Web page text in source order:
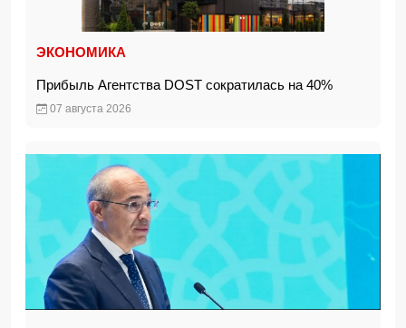
ЭКОНОМИКА
Прибыль Агентства DOST сократилась на 40%
07 августа 2026